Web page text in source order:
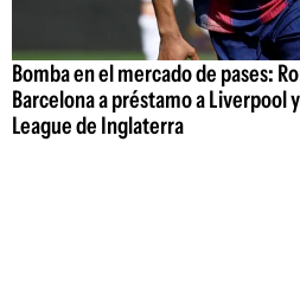
Bomba en el mercado de pases:
Barcelona a préstamo a Liverpool
League de Inglaterra